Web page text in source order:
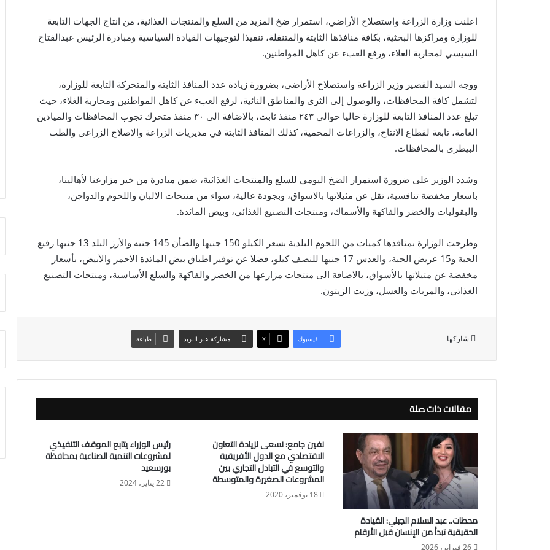
اعلنت وزارة الزراعة واستصلاح الأراضي، استمرار ضخ المزيد من السلع والمنتجات الغذائية، من انتاج الجهات التابعة
للوزارة ومراكزها البحثية، بكافة منافذها الثابتة والمتنقلة، تنفيذا لتوجيهات القيادة السياسية ومبادرة الرئيس عبدالفتاح
السيسي لمحاربة الغلاء، ورفع العبء عن كاهل المواطنين.
ووجه السيد القصير وزير الزراعة واستصلاح الأراضي، بضرورة زيادة عدد المنافذ الثابتة والمتحركة التابعة للوزارة،
لتشمل كافة المحافظات، والوصول إلى الثرى والمناطق النائية، لرفع العبء عن كاهل المواطنين ومحاربة الغلاء، حيث
تبلغ عدد المنافذ التابعة للوزارة حاليا حوالي ٢٤٣ منفذ ثابت، بالاضافة الى ٣٠ منفذ متحرك تجوب المحافظات والميادين
العامة، تابعة لقطاع الانتاح، والزراعات المحمية، كذلك المنافذ الثابتة في مديريات الزراعة والإصلاح الزراعى والطب
البيطرى بالمحافظات.
وشدد الوزير على ضرورة استمرار الضخ اليومي للسلع والمنتجات الغذائية، ضمن مبادرة من خير مزارعنا لأهالينا،
باسعار مخفضة تنافسية، تقل عن مثيلاتها بالاسواق، وبجودة عالية، سواء من منتحات الالبان واللحوم والدواجن،
والبقوليات والخضر والفاكهة والأسماك، ومنتجات التصنيع الغذائي، وبيض المائدة.
وطرحت الوزارة بمنافذها كميات من اللحوم البلدية بسعر الكيلو 150 جنيها والضأن 145 جنيه والأرز البلد 13 جنيها رفيع
الحبة و15 عريض الحبة، والعدس 17 جنيها للنصف كيلو، فضلا عن توفير اطباق بيض المائدة الاحمر والأبيض، بأسعار
مخفضة عن مثيلاتها بالأسواق، بالاضافة الى منتجات مزارعها من الخضر والفاكهة والسلع الأساسية، ومنتجات التصنيع
الغذائي، والمربات والعسل، وزيت الزيتون.
شاركها فيسبوك X مشاركة عبر البريد طباعة
مقالات ذات صلة
محطات.. عبد السلام الجبلي: القيادة
الحقيقية تبدأ من الإنسان قبل الأرقام
26 فبراير، 2026
نفين جامع: نسعى لزيادة التعاون
الاقتصادي مع الدول الأفريقية
والتوسع في التبادل التجاري بين
المشروعات الصغيرة والمتوسطة
18 نوفمبر، 2020
رئيس الوزراء يتابع الموقف التنفيذي
لمشروعات التنمية الصناعية بمحافظة
بورسعيد
22 يناير، 2024